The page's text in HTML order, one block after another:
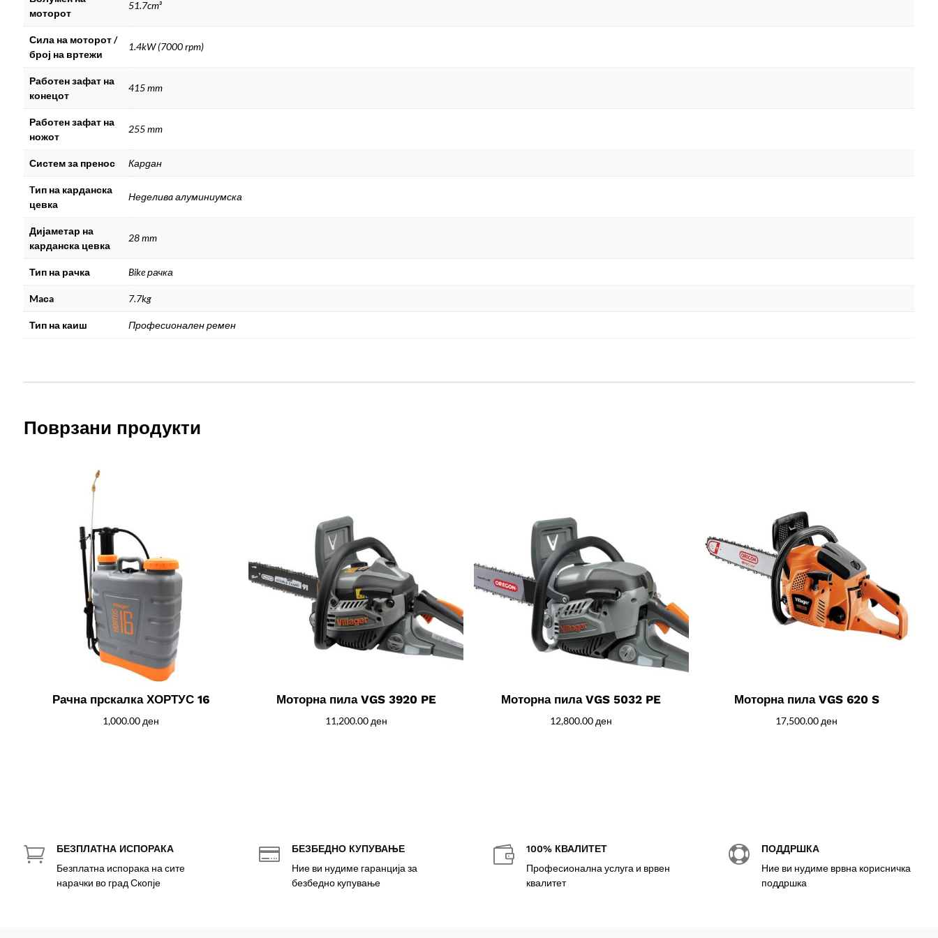
моторот
51.7cm³
Сила на моторот /
број на вртежи
1.4kW (7000 rpm)
Работен зафат на
конецот
415 mm
Работен зафат на
ножот
255 mm
Систем за пренос Кардан
Tип на карданска
цевка
Неделивa алуминиумска
Дијаметар на
карданска цевка
28 mm
Тип на рачка Bike рачка
Maсa 7.7kg
Тип на каиш Професионален ремен
Поврзани продукти
Рачна прскалка ХОРТУС 16
1,000.00 ден
Моторна пила VGS 3920 PE
11,200.00 ден
Моторна пила VGS 5032 PE
12,800.00 ден
Моторна пила VGS 620 S
17,500.00 ден
 БЕЗПЛАТНА ИСПОРАКА
Безплатна испорака на сите
нарачки во град Скопје
 БЕЗБЕДНО КУПУВАЊЕ
Ние ви нудиме гаранција за
безбедно купување
 100% КВАЛИТЕТ
Професионална услуга и врвен
квалитет
 ПОДДРШКА
Ние ви нудиме врвна корисничка
поддршка